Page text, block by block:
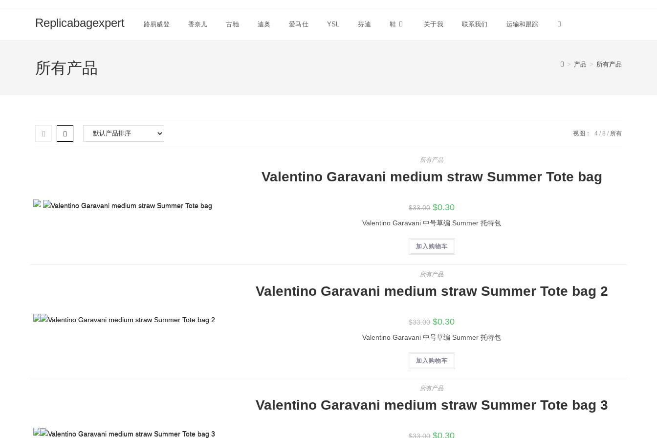
Replicabagexpert 路易威登 香奈儿 古驰 迪奥 爱马仕 YSL 芬迪 鞋 关于我 联系我们 运输和跟踪 Toggle
所有产品 > 产品 > 所有产品
视图： 4 8 所有
所有产品
Valentino Garavani medium straw Summer Tote bag
$33.00 原
价
为：
$33.00。
$0.30当
价
格
$0.30。
Valentino Garavani 中号草编 Summer 托特包
加入购物车
所有产品
Valentino Garavani medium straw Summer Tote bag 2
$33.00 原
价
为：
$33.00。
$0.30当
价
格
$0.30。
Valentino Garavani 中号草编 Summer 托特包
加入购物车
所有产品
Valentino Garavani medium straw Summer Tote bag 3
$33.00 原
$0.30当